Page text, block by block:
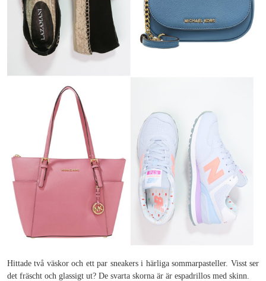
Hittade två väskor och ett par sneakers i härliga sommarpasteller. Visst ser
det fräscht och glassigt ut? De svarta skorna är är espadrillos med skinn.